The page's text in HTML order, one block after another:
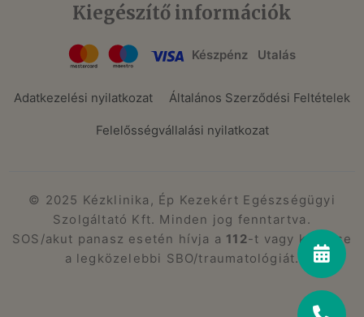
Kiegészítő információk
Készpénz Utalás
Adatkezelési nyilatkozat Általános Szerződési Feltételek
Felelősségvállalási nyilatkozat
© 2025 Kézklinika, Ép Kezekért Egészségügyi
Szolgáltató Kft. Minden jog fenntartva.
SOS/akut panasz esetén hívja a 112-t vagy keresse
a legközelebbi SBO/traumatológiát.